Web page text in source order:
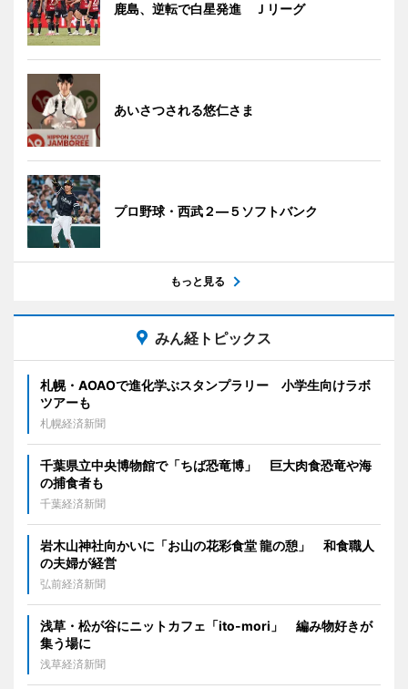
鹿島、逆転で白星発進 Ｊリーグ
あいさつされる悠仁さま
プロ野球・西武２―５ソフトバンク
もっと見る
みん経トピックス
札幌・AOAOで進化学ぶスタンプラリー 小学生向けラボ
ツアーも
札幌経済新聞
千葉県立中央博物館で「ちば恐竜博」 巨大肉食恐竜や海
の捕食者も
千葉経済新聞
岩木山神社向かいに「お山の花彩食堂 龍の憩」 和食職人
の夫婦が経営
弘前経済新聞
浅草・松が谷にニットカフェ「ito-mori」 編み物好きが
集う場に
浅草経済新聞